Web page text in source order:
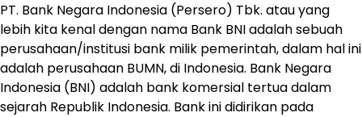
PT. Bank Negara Indonesia (Persero) Tbk. atau yang
lebih kita kenal dengan nama Bank BNI adalah sebuah
perusahaan/institusi bank milik pemerintah, dalam hal ini
adalah perusahaan BUMN, di Indonesia. Bank Negara
Indonesia (BNI) adalah bank komersial tertua dalam
sejarah Republik Indonesia. Bank ini didirikan pada